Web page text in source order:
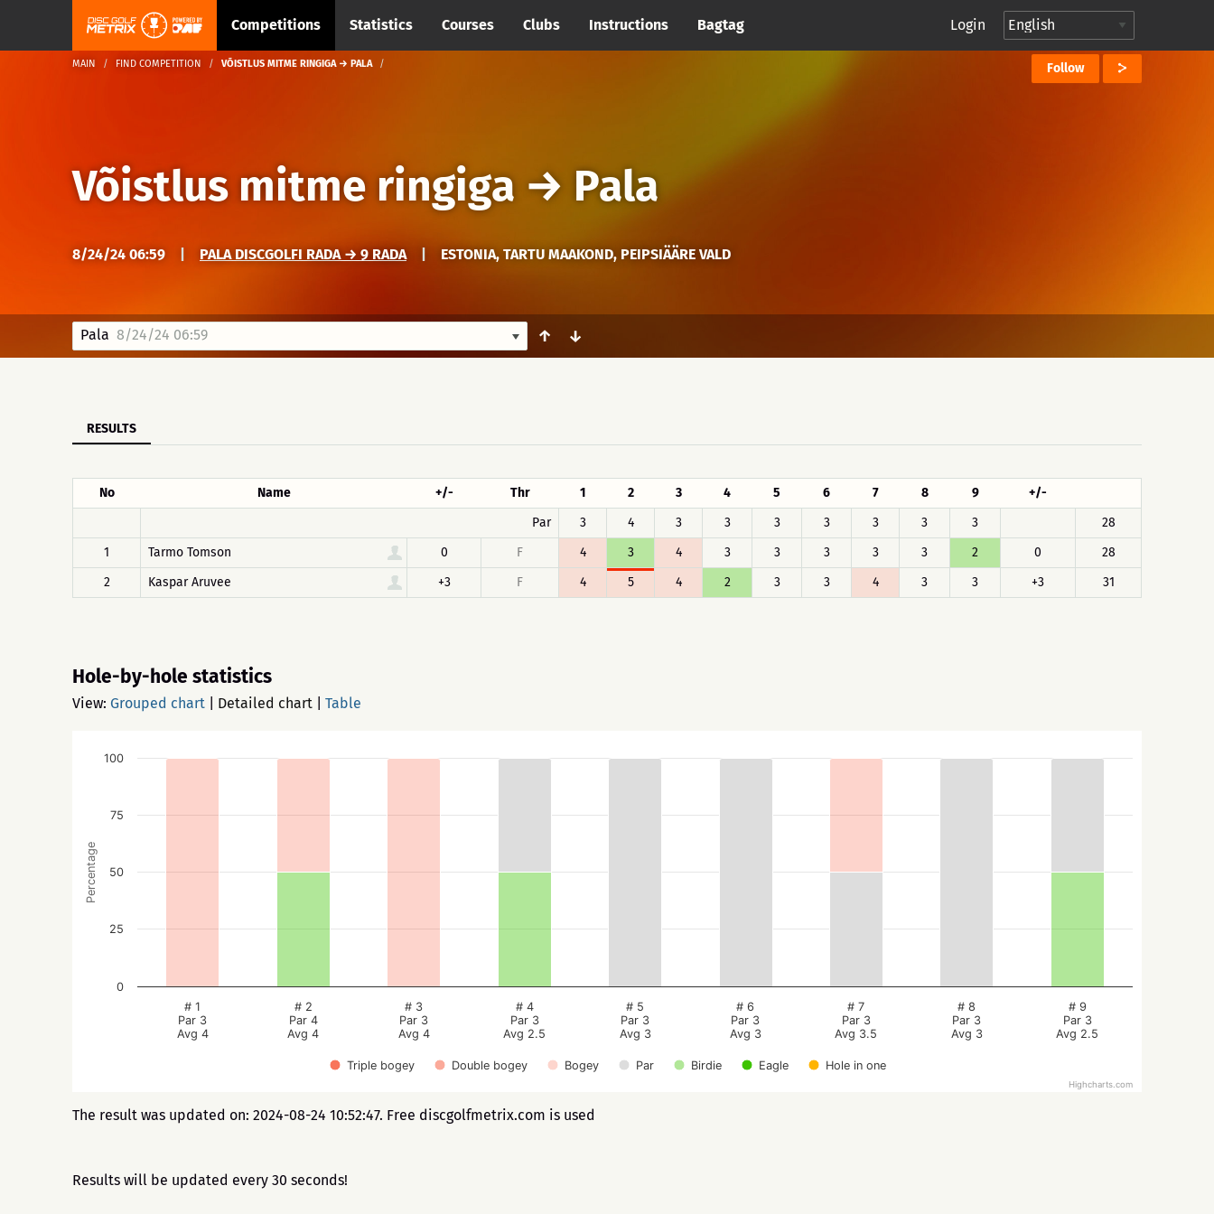
Competitions Statistics Courses Clubs Instructions Bagtag Login
MAIN FIND COMPETITION VÕISTLUS MITME RINGIGA → PALA Follow
Võistlus mitme ringiga → Pala
8/24/24 06:59 PALA DISCGOLFI RADA → 9 RADA ESTONIA, TARTU MAAKOND, PEIPSIÄÄRE VALD
Pala 8/24/24 06:59 ↑ ↓
RESULTS
No Name +/- Thr 1 2 3 4 5 6 7 8 9
+/-
Par
3 4 3 3 3 3 3 3 3
28
1
Tarmo Tomson 0 F 4 3 4 3 3 3 3 3 2 0
28
2
Kaspar Aruvee +3 F 4 5 4 2 3 3 4 3 3 +3 31
Hole-by-hole statistics
View: Grouped chart Detailed chart Table
Percentage
Triple bogey Double bogey Bogey Par Birdie Eagle Hole in one
# 1
Par 3
Avg 4
# 2
Par 4
Avg 4
# 3
Par 3
Avg 4
# 4
Par 3
Avg 2.5
# 5
Par 3
Avg 3
# 6
Par 3
Avg 3
# 7
Par 3
Avg 3.5
# 8
Par 3
Avg 3
# 9
Par 3
Avg 2.5
0
25
50
75
100
Highcharts.com
The result was updated on: 2024-08-24 10:52:47. Free discgolfmetrix.com is used
Results will be updated every 30 seconds!